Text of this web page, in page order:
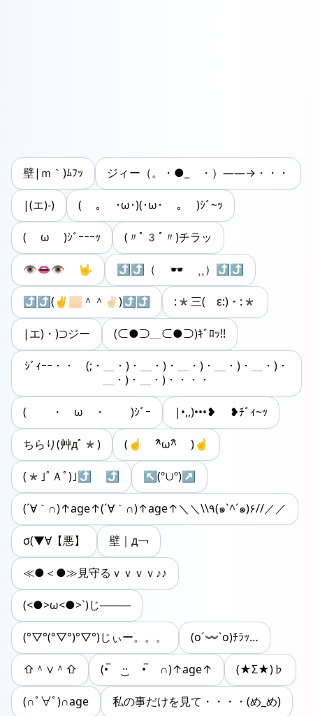
壁|ｍ｀)ﾑﾌｯ ジィー（。・●_ ・）――→・・・
|(エ)-) ( ｡ ･ω･)(･ω･ ｡ )ｼﾞ~ｯ
( ω )ｼﾞｰｰｰｯ (〃ﾟ3ﾟ〃)チラッ
👁👄👁 🤟 ⤴︎⤴︎︎︎（ 🕶 ⸒⸒）⤴⤴︎︎︎
⤴︎⤴(✌️🏻＾＾✌🏻)⤴︎⤴︎ :*三( ε:)・:*
|エ)・)⊃ジー (⊂●⊃＿⊂●⊃)ｷﾞﾛｯ!!
ｼﾞｨｰｰ・・ (;・＿・)・＿・)・＿・)・＿・)・＿・)・
＿・)・＿・)・・・・
( ・ ω ・ )ｼﾞｰ |•,,)•••❥ ❥ﾁﾞｨ~ｯ
ちらり(艸дﾟ*) (☝ ^ิω^ิ )☝
(*｣ﾟＡﾟ)｣⤴︎ ⤴︎ ↖(º∪º)↗
(´∀｀∩)↑age↑(´∀｀∩)↑age↑＼＼\\٩(๑`^´๑)۶//／／
σ(▼∀【悪】 壁｜д￢
≪●＜●≫見守るｖｖｖｖ♪♪
(<●>ω<●>`)じ────
(°▽°(°▽°)°▽°)じぃー。。。 (o´〰`o)ﾁﾗｯ…
⇧＾∨＾⇧ (•̅ ·͜· •̅ ∩)↑age↑ (★Σ★)♭
(∩ﾟ∀ﾟ)∩age 私の事だけを見て・・・・(め_め)